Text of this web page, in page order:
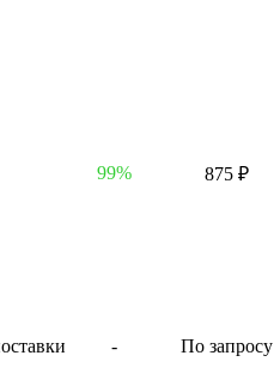
99% 875 ₽
- По запросу